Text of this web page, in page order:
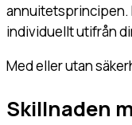
annuitetsprincipen.
individuellt utifrån
Med eller utan
Skillnaden